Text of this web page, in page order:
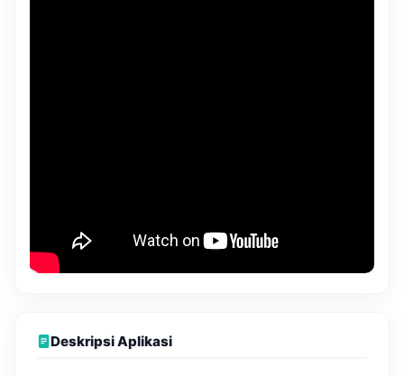
Deskripsi Aplikasi